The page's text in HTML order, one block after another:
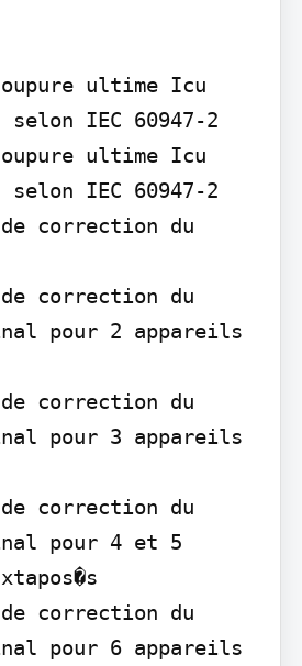
ultime Icu
selon IEC 60947-2
ultime Icu
selon IEC 60947-2
correction du
correction du
pour 2 appareils
correction du
pour 3 appareils
correction du
pour 4 et 5
correction du
pour 6 appareils